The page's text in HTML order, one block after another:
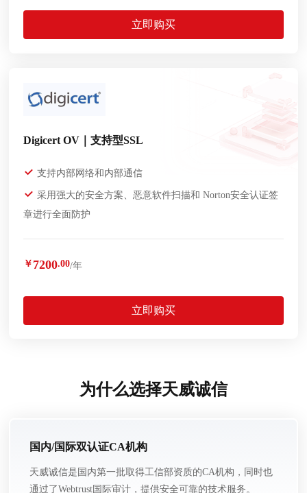
立即购买
Digicert OV｜支持型SSL
支持内部网络和内部通信
采用强大的安全方案、恶意软件扫描和 Norton安全认证签
章进行全面防护
￥ 7200.00/年
立即购买
为什么选择天威诚信
国内/国际双认证CA机构
天威诚信是国内第一批取得工信部资质的CA机构，同时也
通过了Webtrust国际审计，提供安全可靠的技术服务。